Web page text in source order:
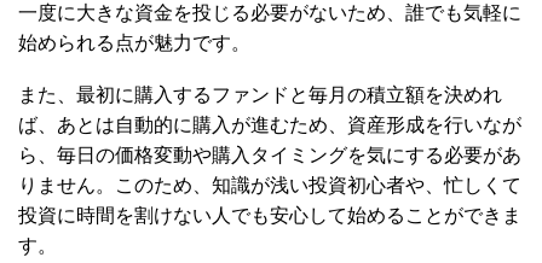
一度に大きな資金を投じる必要がないため、誰でも気軽に
始められる点が魅力です。
また、最初に購入するファンドと毎月の積立額を決めれ
ば、あとは自動的に購入が進むため、資産形成を行いなが
ら、毎日の価格変動や購入タイミングを気にする必要があ
りません。このため、知識が浅い投資初心者や、忙しくて
投資に時間を割けない人でも安心して始めることができま
す。